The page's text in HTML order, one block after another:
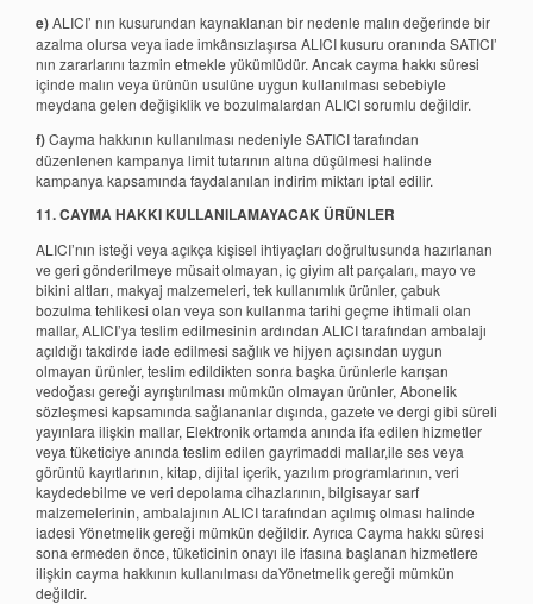
e)ALICI’ nın kusurundan kaynaklanan bir nedenle malın değerinde bir
azalma olursa veya iade imkânsızlaşırsa ALICI kusuru oranında SATICI’
nın zararlarını tazmin etmekle yükümlüdür. Ancak cayma hakkı süresi
içinde malın veya ürünün usulüne uygun kullanılması sebebiyle
meydana gelen değişiklik ve bozulmalardan ALICI sorumlu değildir.
f)Cayma hakkının kullanılması nedeniyle SATICI tarafından
düzenlenen kampanya limit tutarının altına düşülmesi halinde
kampanya kapsamında faydalanılan indirim miktarı iptal edilir.
11. CAYMA HAKKI KULLANILAMAYACAK ÜRÜNLER
ALICI’nın isteği veya açıkça kişisel ihtiyaçları doğrultusunda hazırlanan
ve geri gönderilmeye müsait olmayan, iç giyim alt parçaları, mayo ve
bikini altları, makyaj malzemeleri, tek kullanımlık ürünler, çabuk
bozulma tehlikesi olan veya son kullanma tarihi geçme ihtimali olan
mallar, ALICI’ya teslim edilmesinin ardından ALICI tarafından ambalajı
açıldığı takdirde iade edilmesi sağlık ve hijyen açısından uygun
olmayan ürünler, teslim edildikten sonra başka ürünlerle karışan
vedoğası gereği ayrıştırılması mümkün olmayan ürünler, Abonelik
sözleşmesi kapsamında sağlananlar dışında, gazete ve dergi gibi süreli
yayınlara ilişkin mallar, Elektronik ortamda anında ifa edilen hizmetler
veya tüketiciye anında teslim edilen gayrimaddi mallar,ile ses veya
görüntü kayıtlarının, kitap, dijital içerik, yazılım programlarının, veri
kaydedebilme ve veri depolama cihazlarının, bilgisayar sarf
malzemelerinin, ambalajının ALICI tarafından açılmış olması halinde
iadesi Yönetmelik gereği mümkün değildir. Ayrıca Cayma hakkı süresi
sona ermeden önce, tüketicinin onayı ile ifasına başlanan hizmetlere
ilişkin cayma hakkının kullanılması daYönetmelik gereği mümkün
değildir.